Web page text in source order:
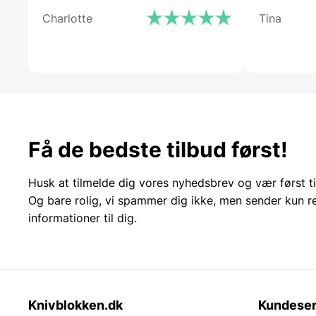
Charlotte Tina
Få de bedste tilbud først!
Husk at tilmelde dig vores nyhedsbrev og vær først
Og bare rolig, vi spammer dig ikke, men sender kun
informationer til dig.
Knivblokken.dk